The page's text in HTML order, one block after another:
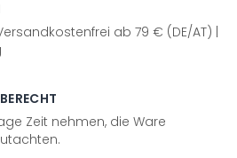
ab 79 € (DE/AT) |
Zeit nehmen, die Ware